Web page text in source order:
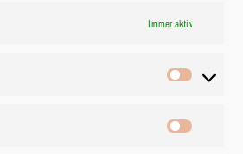
Immer aktiv
Vorlieben